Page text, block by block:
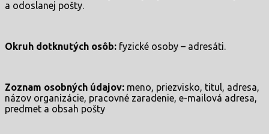
a odoslanej pošty.
Okruh dotknutých osôb: fyzické osoby – adresáti.
Zoznam osobných údajov: meno, priezvisko, titul, adresa,
názov organizácie, pracovné zaradenie, e-mailová adresa,
predmet a obsah pošty